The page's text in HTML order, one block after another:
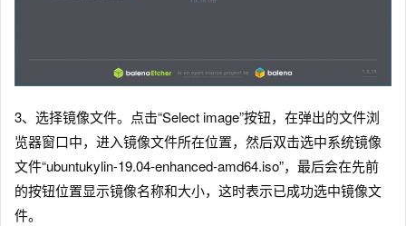
3、选择镜像文件。点击“Select image”按钮，在弹出的文件浏
览器窗口中，进入镜像文件所在位置，然后双击选中系统镜像
文件“ubuntukylin-19.04-enhanced-amd64.iso”，最后会在先前
的按钮位置显示镜像名称和大小，这时表示已成功选中镜像文
件。